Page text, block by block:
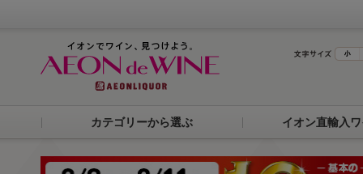
カテゴリーから選ぶ イオン直輸入